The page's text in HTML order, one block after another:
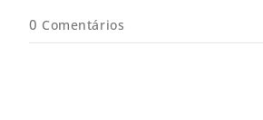
0 Comentários